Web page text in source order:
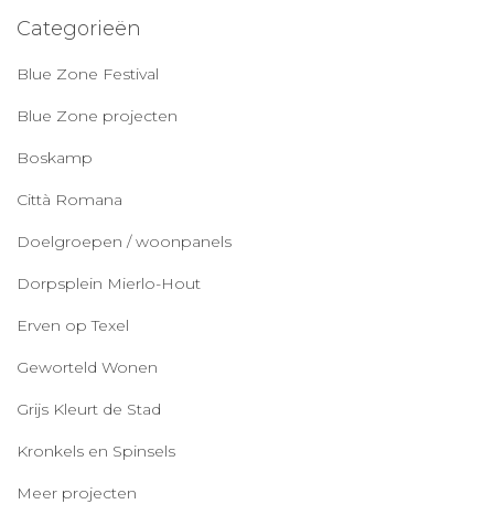
Categorieën
Blue Zone Festival
Blue Zone projecten
Boskamp
Città Romana
Doelgroepen / woonpanels
Dorpsplein Mierlo-Hout
Erven op Texel
Geworteld Wonen
Grijs Kleurt de Stad
Kronkels en Spinsels
Meer projecten